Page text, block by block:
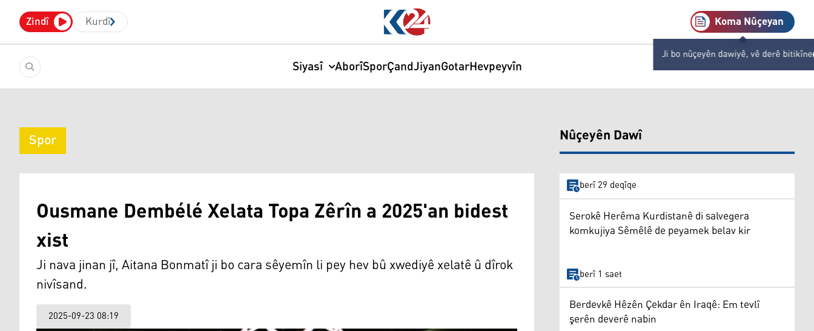
Zindî Kurdî Koma Nûçeyan
Ji bo nûçeyên dawiyê, vê derê bitikîne
Siyasî AborîSporÇandJiyanGotarHevpeyvîn
Spor
Ousmane Dembélé Xelata Topa Zêrîn a 2025'an bidest
xist
Ji nava jinan jî, Aitana Bonmatî ji bo cara sêyemîn li pey hev bû xwediyê xelatê û dîrok
nivîsand.
2025-09-23 08:19
Nûçeyên Dawî
berî 29 deqîqe
Serokê Herêma Kurdistanê di salvegera
komkujiya Sêmêlê de peyamek belav kir
berî 1 saet
Berdevkê Hêzên Çekdar ên Iraqê: Em tevlî
şerên deverê nabin